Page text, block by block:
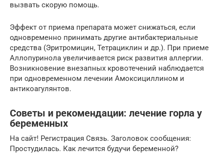
вызвать скорую помощь.
Эффект от приема препарата может снижаться, если
одновременно принимать другие антибактериальные
средства (Эритромицин, Тетрациклин и др.). При приеме
Аллопуринола увеличивается риск развития аллергии.
Возникновение внезапных кровотечений наблюдается
при одновременном лечении Амоксициллином и
антикоагулянтов.
Советы и рекомендации: лечение горла у
беременных
На сайт! Регистрация Связь. Заголовок сообщения:
Простудилась. Как лечится будучи беременной?